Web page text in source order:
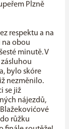
Plzně
respektu a na
na obou
minutě. V
bylo skóre
nezměnilo.
se již
nájezdů,
růžku